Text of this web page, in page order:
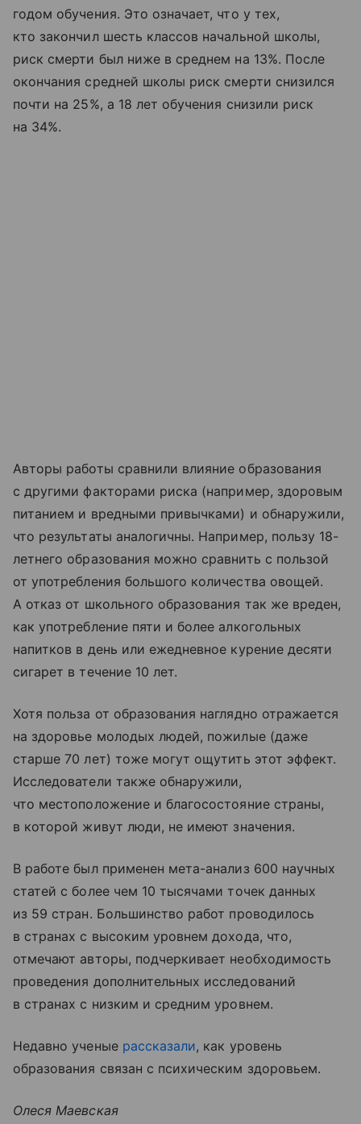
годом обучения. Это означает, что у тех,
кто закончил шесть классов начальной школы,
риск смерти был ниже в среднем на 13%. После
окончания средней школы риск смерти снизился
почти на 25%, а 18 лет обучения снизили риск
на 34%.
Авторы работы сравнили влияние образования
с другими факторами риска (например, здоровым
питанием и вредными привычками) и обнаружили,
что результаты аналогичны. Например, пользу 18-
летнего образования можно сравнить с пользой
от употребления большого количества овощей.
А отказ от школьного образования так же вреден,
как употребление пяти и более алкогольных
напитков в день или ежедневное курение десяти
сигарет в течение 10 лет.
Хотя польза от образования наглядно отражается
на здоровье молодых людей, пожилые (даже
старше 70 лет) тоже могут ощутить этот эффект.
Исследователи также обнаружили,
что местоположение и благосостояние страны,
в которой живут люди, не имеют значения.
В работе был применен мета-анализ 600 научных
статей с более чем 10 тысячами точек данных
из 59 стран. Большинство работ проводилось
в странах с высоким уровнем дохода, что,
отмечают авторы, подчеркивает необходимость
проведения дополнительных исследований
в странах с низким и средним уровнем.
Недавно ученые рассказали, как уровень
образования связан с психическим здоровьем.
Олеся Маевская